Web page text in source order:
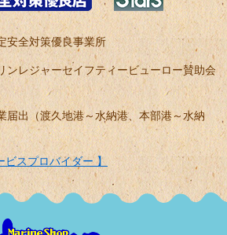
安全対策優良事業所
ンレジャーセイフティービューロー賛助会
届出（渡久地港～水納港、本部港～水納
スプロバイダー 】